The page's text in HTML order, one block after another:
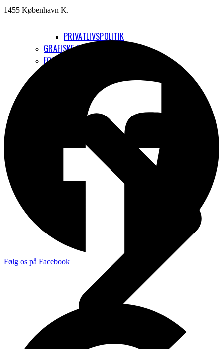
PRIVATLIVSPOLITIK
GRAFISKE ELEMENTER
FOTOS
1455 København K.
Følg os på Facebook